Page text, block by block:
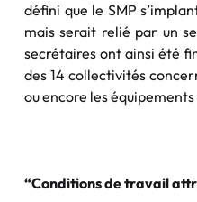
défini que le SMP
mais serait relié par un
secrétaires ont ainsi été
des 14 collectivités
ou encore les
“Conditions de travail